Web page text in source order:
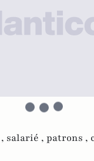
salarié , patrons ,